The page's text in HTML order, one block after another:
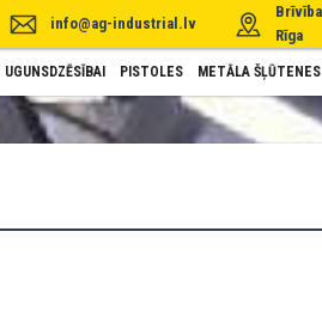
info@ag-industrial.lv
Rīga
UGUNSDZĒSĪBAI PISTOLES METĀLA ŠĻŪTENES